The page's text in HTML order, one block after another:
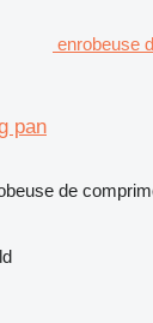
enrobeuse
pan
de